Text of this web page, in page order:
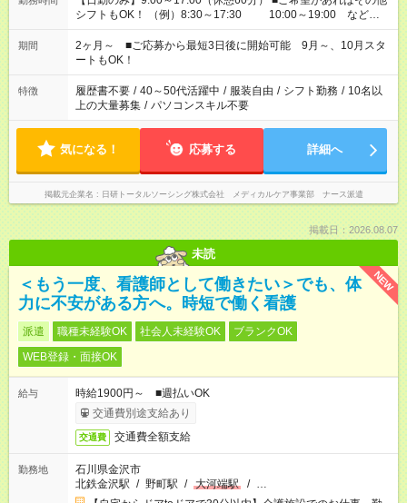
シフトもOK！ （例）8:30～17:30 10:00～19:00 など
「家族とお休みを合わせたい」 「できれば残業はしたくない」
など、あなたのご希望に沿ったお仕事をご紹介します！ ※Wワ
ーク希望の方へ 今ご覧のお仕事で希望する勤務時間と、もう1つ
のお仕事の勤務時間。 合計で週40時間を超える場合は応募でき
ません
期間
2ヶ月～ ■ご応募から最短3日後に開始可能 9月～、10月スタ
ートもOK！
特徴 履歴書不要 / 40～50代活躍中 / 服装自由 / シフト勤務 / 10名以
上の大量募集 / パソコンスキル不要
気になる！ 応募する 詳細へ
掲載元企業名 日研トータルソーシング株式会社 メディカルケア事業部 ナース派遣
掲載日：2026.08.07
未読
NEW
＜もう一度、看護師として働きたい＞でも、体
力に不安がある方へ。時短で働く看護
派遣 職種未経験OK 社会人未経験OK
ブランクOK
WEB登録・面接OK
給与
時給1900円～ ■週払いOK
交通費別途支給あり
交通費 交通費全額支給
勤務地
石川県金沢市
北鉄金沢駅 / 野町駅 / 大河端駅 / …